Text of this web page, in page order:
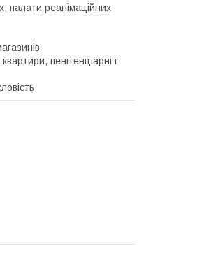
палати реанімаційних
пенітенціарні і